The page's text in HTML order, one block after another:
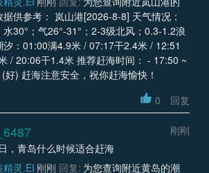
据供参考： 岚山港[2026-8-8] 天气情况：
水30°；气26°-31°；2-3级北风；0.3-1.2浪
汐：01:00满4.9米 / 07:17干2.4米 / 12:51
/ 20:06干1.4米 推荐赶海时间： - 17:50 ~
好) 赶海注意安全，祝你赶海愉快！
0 回复
刚刚
，青岛什么时候适合赶海
精灵.EI 刚刚 回复: 为您查询附近黄岛的潮